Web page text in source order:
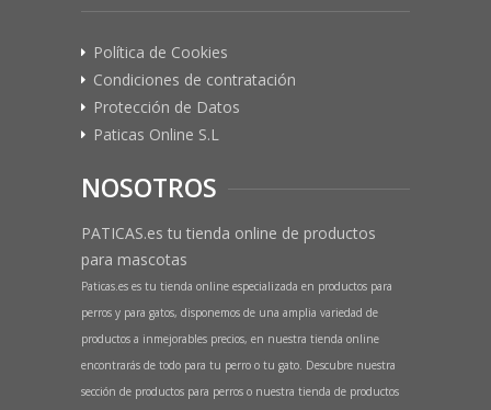
Política de Cookies
Condiciones de contratación
Protección de Datos
Paticas Online S.L
NOSOTROS
PATICAS.es tu tienda online de productos
para mascotas
Paticas.es es tu tienda online especializada en productos para
perros y para gatos, disponemos de una amplia variedad de
productos a inmejorables precios, en nuestra tienda online
encontrarás de todo para tu perro o tu gato. Descubre nuestra
sección de productos para perros o nuestra tienda de productos